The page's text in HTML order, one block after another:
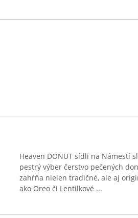
Heaven DONUT sídli na Námestí
pestrý výber čerstvo pečených
zahŕňa nielen tradičné, ale aj
ako Oreo či Lentilkové ...